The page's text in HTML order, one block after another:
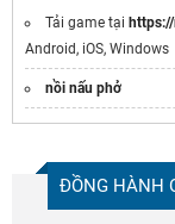
Tải game tại
Android, iOS, Windows
nồi nấu phở
ĐỒNG HÀNH